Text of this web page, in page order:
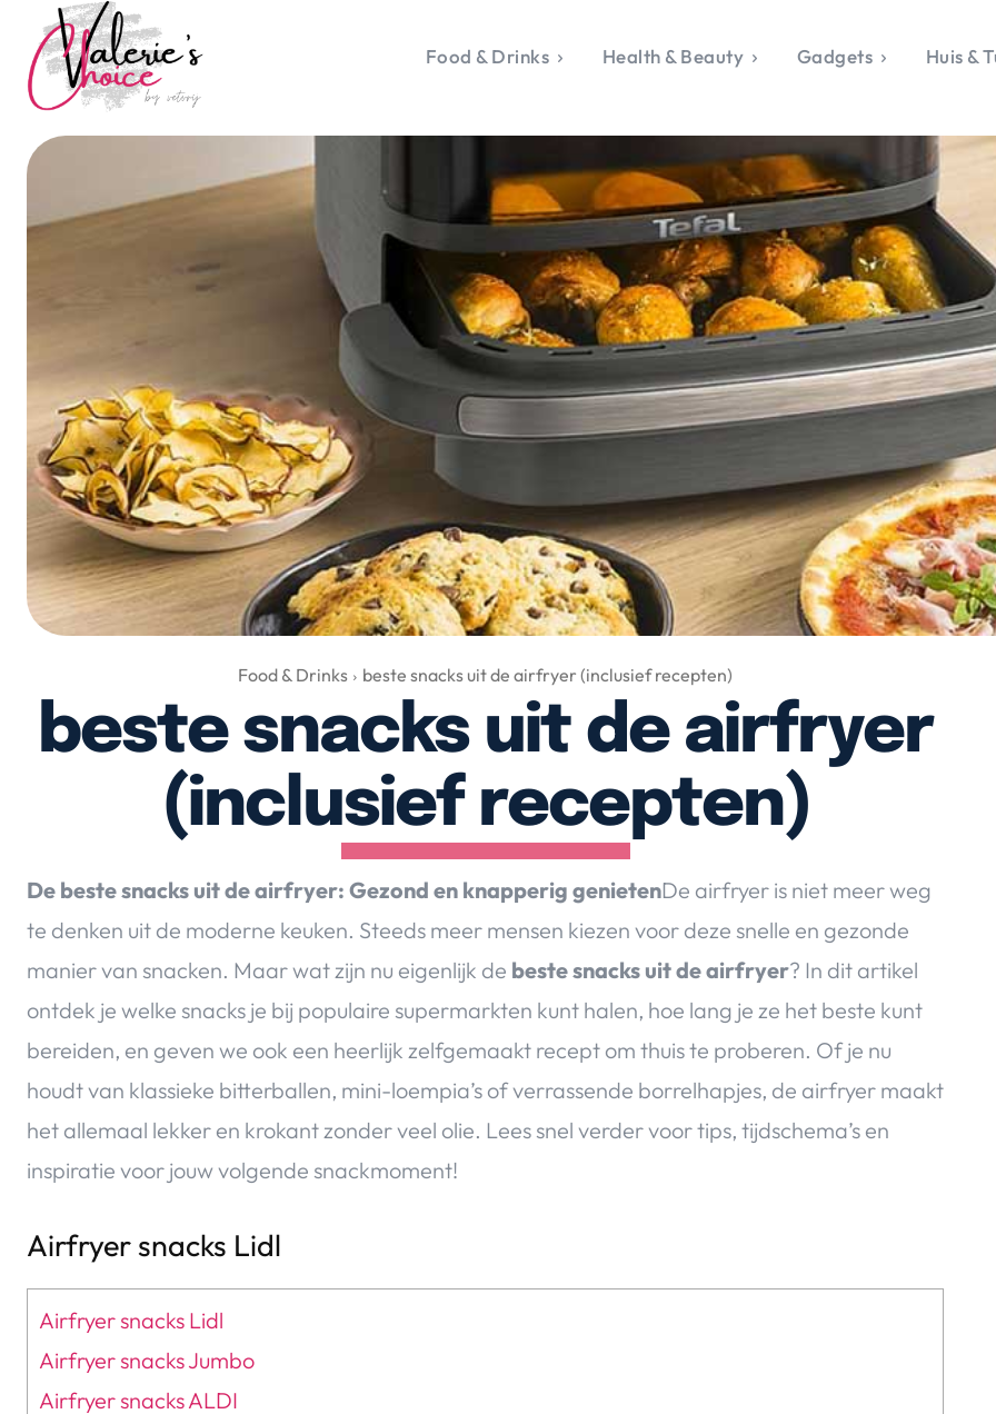
Food & Drinks
Happyness & Opmerkelijk
Lifestyle, Sport &
Duurzaamheid
Gadgets & Tech
Top 5 van Valerie
Health & Beauty
Huis & Tuin
De Top 5
Contact
Food & Drinks
Health & Beauty
Huis & Tuin
Travel
Food & Drinks Health & Beauty Gadgets Huis &
Food & Drinks beste snacks uit de airfryer (inclusief recepten)
beste snacks uit de airfryer
(inclusief recepten)
De beste snacks uit de airfryer: Gezond en knapperig genietenDe airfryer is niet meer weg
te denken uit de moderne keuken. Steeds meer mensen kiezen voor deze snelle en gezonde
manier van snacken. Maar wat zijn nu eigenlijk de beste snacks uit de airfryer? In dit artikel
ontdek je welke snacks je bij populaire supermarkten kunt halen, hoe lang je ze het beste kunt
bereiden, en geven we ook een heerlijk zelfgemaakt recept om thuis te proberen. Of je nu
houdt van klassieke bitterballen, mini-loempia’s of verrassende borrelhapjes, de airfryer maakt
het allemaal lekker en krokant zonder veel olie. Lees snel verder voor tips, tijdschema’s en
inspiratie voor jouw volgende snackmoment!
Airfryer snacks Lidl
Airfryer snacks Lidl
Airfryer snacks Jumbo
Airfryer snacks ALDI